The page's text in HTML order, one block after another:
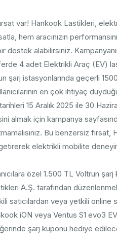
var! Hankook Lastikleri,
hem aracınızın
alabilirsiniz.
4 adet Elektrikli Araç (EV)
şarj istasyonlarında geçerli
en çok ihtiyaç
15 Aralık 2025 ile 30
almak için kampanya
Bu benzersiz
elektrikli mobilite
özel 1.500 TL Voltrun
A.Ş. tarafından
veya yetkili online
iON veya Ventus S1 evo3
şarj kuponu hediye